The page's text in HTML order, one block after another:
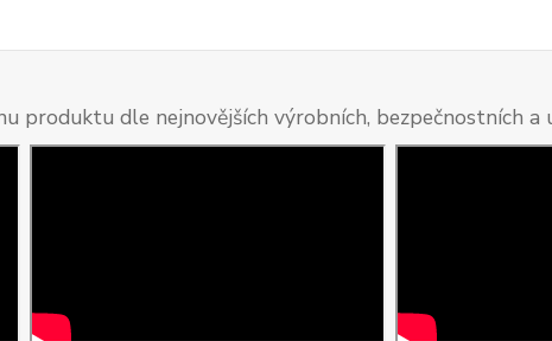
produktu dle nejnovějších výrobních, bezpečnostních a